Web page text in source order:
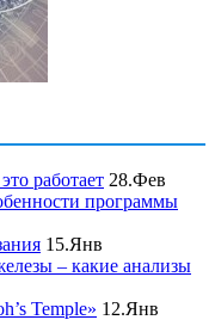
работает 28.Фев
программы
15.Янв
– какие анализы
Temple» 12.Янв